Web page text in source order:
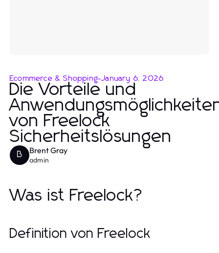
Ecommerce & Shopping-January 6, 2026
Die Vorteile und
von Freelock
Sicherheitslösungen
B Brent Gray
admin
Was ist Freelock?
Definition von Freelock